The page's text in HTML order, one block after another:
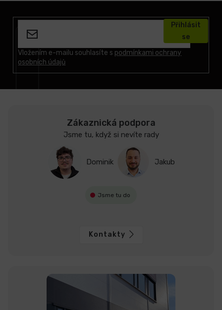
Vložením e-mailu souhlasíte s podmínkami ochrany
osobních údajů
Přihlásit
se
Zákaznická podpora
Jsme tu, když si nevíte rady
Dominik Jakub
Jsme tu do
Kontakty